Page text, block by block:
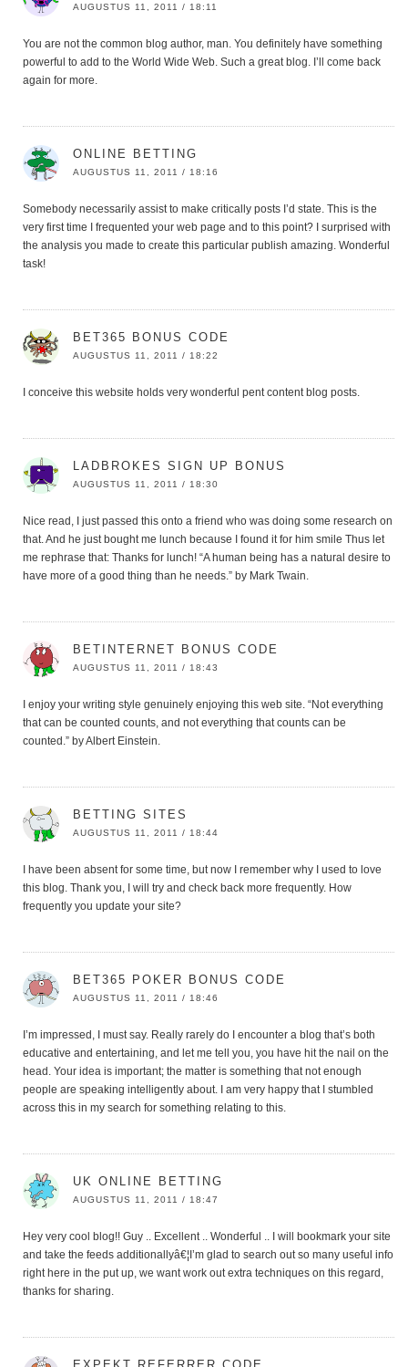
AUGUSTUS 11, 2011 / 18:11
You are not the common blog author, man. You definitely have something
powerful to add to the World Wide Web. Such a great blog. I’ll come back
again for more.
ONLINE BETTING
AUGUSTUS 11, 2011 / 18:16
Somebody necessarily assist to make critically posts I’d state. This is the
very first time I frequented your web page and to this point? I surprised with
the analysis you made to create this particular publish amazing. Wonderful
task!
BET365 BONUS CODE
AUGUSTUS 11, 2011 / 18:22
I conceive this website holds very wonderful pent content blog posts.
LADBROKES SIGN UP BONUS
AUGUSTUS 11, 2011 / 18:30
Nice read, I just passed this onto a friend who was doing some research on
that. And he just bought me lunch because I found it for him smile Thus let
me rephrase that: Thanks for lunch! “A human being has a natural desire to
have more of a good thing than he needs.” by Mark Twain.
BETINTERNET BONUS CODE
AUGUSTUS 11, 2011 / 18:43
I enjoy your writing style genuinely enjoying this web site. “Not everything
that can be counted counts, and not everything that counts can be
counted.” by Albert Einstein.
BETTING SITES
AUGUSTUS 11, 2011 / 18:44
I have been absent for some time, but now I remember why I used to love
this blog. Thank you, I will try and check back more frequently. How
frequently you update your site?
BET365 POKER BONUS CODE
AUGUSTUS 11, 2011 / 18:46
I’m impressed, I must say. Really rarely do I encounter a blog that’s both
educative and entertaining, and let me tell you, you have hit the nail on the
head. Your idea is important; the matter is something that not enough
people are speaking intelligently about. I am very happy that I stumbled
across this in my search for something relating to this.
UK ONLINE BETTING
AUGUSTUS 11, 2011 / 18:47
Hey very cool blog!! Guy .. Excellent .. Wonderful .. I will bookmark your site
and take the feeds additionallyâ€¦I’m glad to search out so many useful info
right here in the put up, we want work out extra techniques on this regard,
thanks for sharing.